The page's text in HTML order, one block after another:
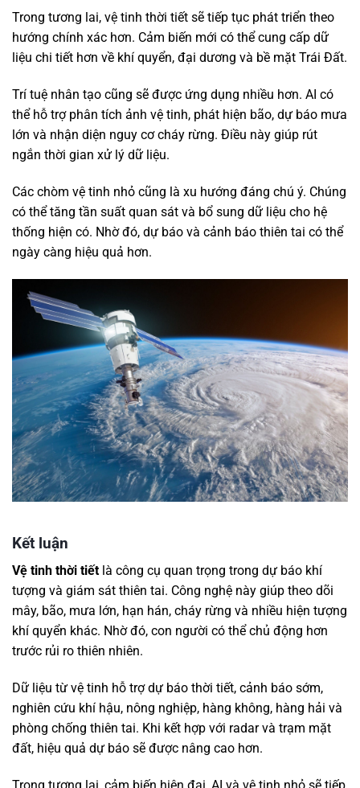
Trong tương lai, vệ tinh thời tiết sẽ tiếp tục phát triển theo
hướng chính xác hơn. Cảm biến mới có thể cung cấp dữ
liệu chi tiết hơn về khí quyển, đại dương và bề mặt Trái Đất.
Trí tuệ nhân tạo cũng sẽ được ứng dụng nhiều hơn. AI có
thể hỗ trợ phân tích ảnh vệ tinh, phát hiện bão, dự báo mưa
lớn và nhận diện nguy cơ cháy rừng. Điều này giúp rút
ngắn thời gian xử lý dữ liệu.
Các chòm vệ tinh nhỏ cũng là xu hướng đáng chú ý. Chúng
có thể tăng tần suất quan sát và bổ sung dữ liệu cho hệ
thống hiện có. Nhờ đó, dự báo và cảnh báo thiên tai có thể
ngày càng hiệu quả hơn.
Kết luận
Vệ tinh thời tiết là công cụ quan trọng trong dự báo khí
tượng và giám sát thiên tai. Công nghệ này giúp theo dõi
mây, bão, mưa lớn, hạn hán, cháy rừng và nhiều hiện tượng
khí quyển khác. Nhờ đó, con người có thể chủ động hơn
trước rủi ro thiên nhiên.
Dữ liệu từ vệ tinh hỗ trợ dự báo thời tiết, cảnh báo sớm,
nghiên cứu khí hậu, nông nghiệp, hàng không, hàng hải và
phòng chống thiên tai. Khi kết hợp với radar và trạm mặt
đất, hiệu quả dự báo sẽ được nâng cao hơn.